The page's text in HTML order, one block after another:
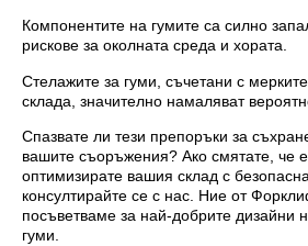
Компонентите на гумите са силно
рискове за околната среда и хората.
Стелажите за гуми, съчетани с
склада, значително намаляват
Спазвате ли тези препоръки за
вашите съоръжения? Ако смятате, че
оптимизирате вашия склад с
консултирайте се с нас. Ние от
посъветваме за най-добрите дизайни
гуми.